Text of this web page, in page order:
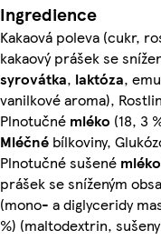
Ingredience
Kakaová poleva (cukr,
kakaový prášek se
syrovátka, laktóza,
vanilkové aroma),
Plnotučné mléko (18, 3
Mléčné bílkoviny,
Plnotučné sušené mléko
prášek se sníženým
(mono- a diglyceridy
%) (maltodextrin,